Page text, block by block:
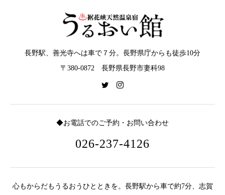
長野駅、善光寺へは車で７分。長野県庁からも徒歩10分
〒380-0872 長野県長野市妻科98
◆お電話でのご予約・お問い合わせ
026-237-4126
心もからだもうるおうひとときを。長野駅から車で約7分、志賀